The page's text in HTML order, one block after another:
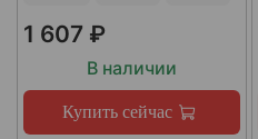
1 607 ₽
В наличии
Купить сейчас